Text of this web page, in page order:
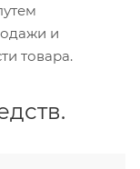
и
товара.